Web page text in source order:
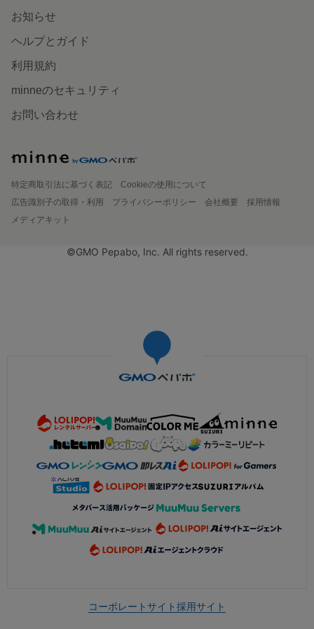
お知らせ
ヘルプとガイド
利用規約
minneのセキュリティ
お問い合わせ
特定商取引法に基づく表記
Cookieの使用について
広告識別子の取得・利用
プライバシーポリシー 会社概要
採用情報
メディアキット
©GMO Pepabo, Inc. All rights reserved.
コーポレートサイト採用サイト